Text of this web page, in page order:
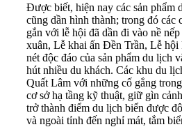
Được biết, hiện nay các sản phẩm
cũng dần hình thành; trong đó các
gắn với lễ hội đã dần đi vào nề
xuân, Lễ khai ấn Đền Trần, Lễ
nét độc đáo của sản phẩm du lịch
hút nhiều du khách. Các khu du
Quất Lâm với những cố gắng
cơ sở hạ tầng kỹ thuật, giữ gìn
trở thành điểm du lịch biển được
và ngoài tỉnh đến nghỉ mát, tắm